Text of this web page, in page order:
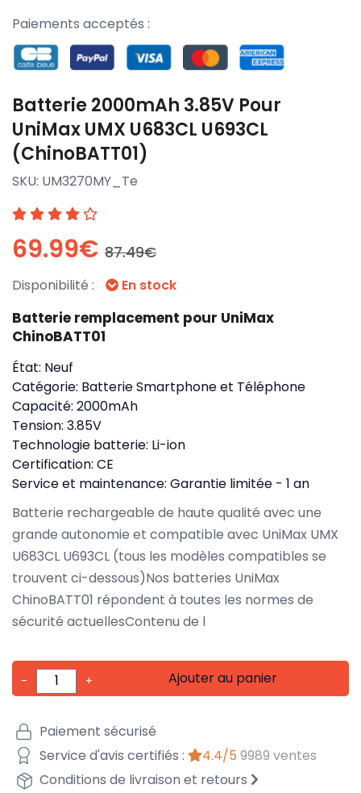
Paiements acceptés :
Batterie 2000mAh 3.85V Pour
UniMax UMX U683CL U693CL
(ChinoBATT01)
SKU: UM3270MY_Te
69.99€ 87.49€
Disponibilité : En stock
Batterie remplacement pour UniMax
ChinoBATT01
État: Neuf
Catégorie: Batterie Smartphone et Téléphone
Capacité: 2000mAh
Tension: 3.85V
Technologie batterie: Li-ion
Certification: CE
Service et maintenance: Garantie limitée - 1 an
Batterie rechargeable de haute qualité avec une
grande autonomie et compatible avec UniMax UMX
U683CL U693CL (tous les modèles compatibles se
trouvent ci-dessous)Nos batteries UniMax
ChinoBATT01 répondent à toutes les normes de
sécurité actuellesContenu de l
- + Ajouter au panier
Paiement sécurisé
Service d'avis certifiés :
4.4/5 9989 ventes
Conditions de livraison et retours